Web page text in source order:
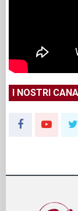
I NOSTRI